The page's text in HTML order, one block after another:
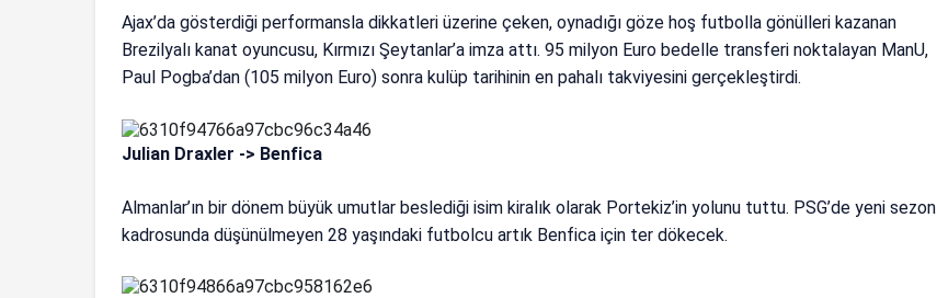
Ajax’da gösterdiği performansla dikkatleri üzerine çeken, oynadığı göze hoş futbolla gönülleri kazanan
Brezilyalı kanat oyuncusu, Kırmızı Şeytanlar’a imza attı. 95 milyon Euro bedelle transferi noktalayan ManU,
Paul Pogba’dan (105 milyon Euro) sonra kulüp tarihinin en pahalı takviyesini gerçekleştirdi.
Julian Draxler -> Benfica
Almanlar’ın bir dönem büyük umutlar beslediği isim kiralık olarak Portekiz’in yolunu tuttu. PSG’de yeni sezon
kadrosunda düşünülmeyen 28 yaşındaki futbolcu artık Benfica için ter dökecek.